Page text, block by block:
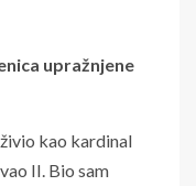
upražnjene
kao kardinal
II. Bio sam